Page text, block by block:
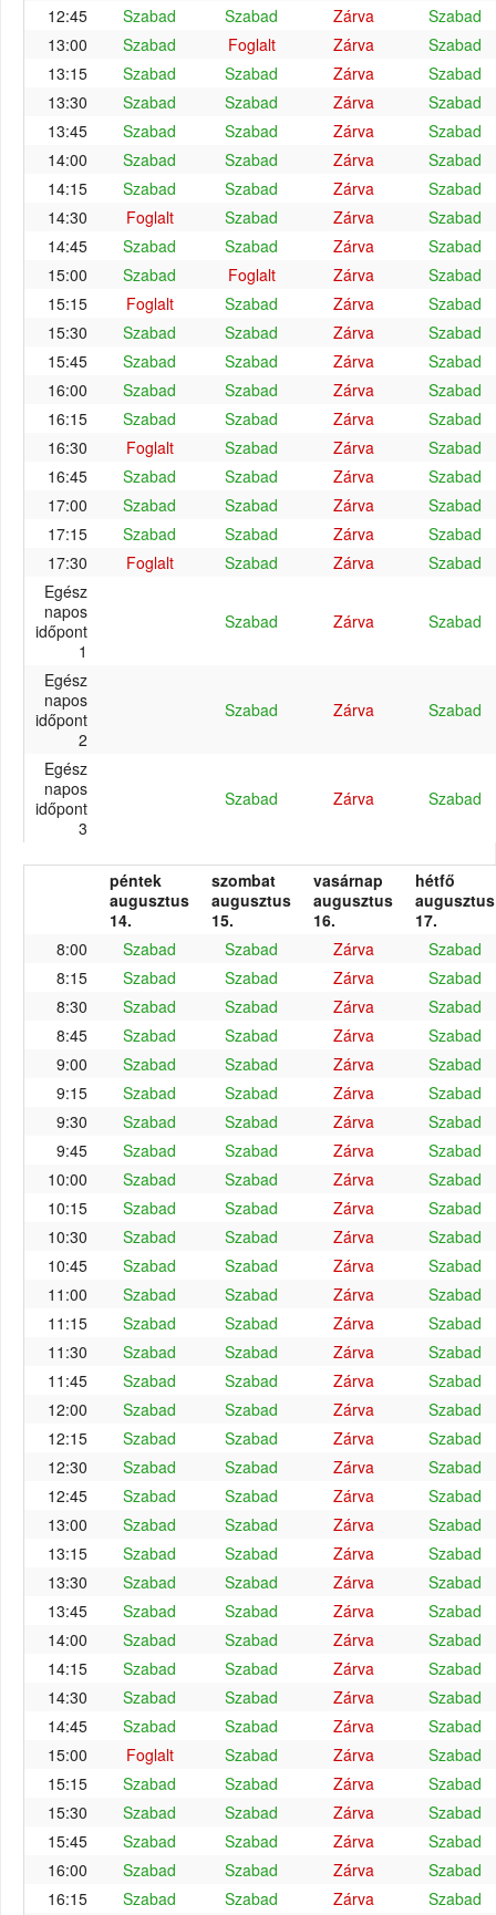
12:45
Szabad Szabad Zárva
Szabad
13:00
Szabad Foglalt Zárva
Szabad
13:15
Szabad Szabad Zárva
Szabad
13:30
Szabad Szabad Zárva
Szabad
13:45
Szabad Szabad Zárva
Szabad
14:00
Szabad Szabad Zárva
Szabad
14:15
Szabad Szabad Zárva
Szabad
14:30
Foglalt Szabad Zárva
Szabad
14:45
Szabad Szabad Zárva
Szabad
15:00
Szabad Foglalt Zárva
Szabad
15:15
Foglalt Szabad Zárva
Szabad
15:30
Szabad Szabad Zárva
Szabad
15:45
Szabad Szabad Zárva
Szabad
16:00
Szabad Szabad Zárva
Szabad
16:15
Szabad Szabad Zárva
Szabad
16:30
Foglalt Szabad Zárva
Szabad
16:45
Szabad Szabad Zárva
Szabad
17:00
Szabad Szabad Zárva
Szabad
17:15
Szabad Szabad Zárva
Szabad
17:30
Foglalt Szabad Zárva
Szabad
Egész
napos
időpont
1
Szabad Zárva Szabad
Egész
napos
időpont
2
Szabad Zárva Szabad
Egész
napos
időpont
3
Szabad Zárva Szabad
péntek
augusztus
14.
szombat
augusztus
15.
vasárnap
augusztus
16.
hétfő
augusztus
17.
8:00
Szabad Szabad Zárva
Szabad
8:15
Szabad Szabad Zárva
Szabad
8:30
Szabad Szabad Zárva
Szabad
8:45
Szabad Szabad Zárva
Szabad
9:00
Szabad Szabad Zárva
Szabad
9:15
Szabad Szabad Zárva
Szabad
9:30
Szabad Szabad Zárva
Szabad
9:45
Szabad Szabad Zárva
Szabad
10:00
Szabad Szabad Zárva
Szabad
10:15
Szabad Szabad Zárva
Szabad
10:30
Szabad Szabad Zárva
Szabad
10:45
Szabad Szabad Zárva
Szabad
11:00
Szabad Szabad Zárva
Szabad
11:15
Szabad Szabad Zárva
Szabad
11:30
Szabad Szabad Zárva
Szabad
11:45
Szabad Szabad Zárva
Szabad
12:00
Szabad Szabad Zárva
Szabad
12:15
Szabad Szabad Zárva
Szabad
12:30
Szabad Szabad Zárva
Szabad
12:45
Szabad Szabad Zárva
Szabad
13:00
Szabad Szabad Zárva
Szabad
13:15
Szabad Szabad Zárva
Szabad
13:30
Szabad Szabad Zárva
Szabad
13:45
Szabad Szabad Zárva
Szabad
14:00
Szabad Szabad Zárva
Szabad
14:15
Szabad Szabad Zárva
Szabad
14:30
Szabad Szabad Zárva
Szabad
14:45
Szabad Szabad Zárva
Szabad
15:00
Foglalt Szabad Zárva
Szabad
15:15
Szabad Szabad Zárva
Szabad
15:30
Szabad Szabad Zárva
Szabad
15:45
Szabad Szabad Zárva
Szabad
16:00
Szabad Szabad Zárva
Szabad
16:15
Szabad Szabad Zárva Szabad